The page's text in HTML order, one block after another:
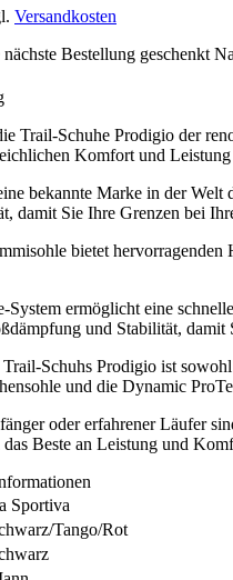
Versandkosten
Bestellung geschenkt
Trail-Schuhe Prodigio der
Komfort und
bekannte Marke in der Welt
damit Sie Ihre Grenzen bei
bietet hervorragenden
System ermöglicht eine
und Stabilität, damit
Schuhs Prodigio ist
und die Dynamic
oder erfahrener Läufer
das Beste an Leistung und
Sportiva
Tango/Rot